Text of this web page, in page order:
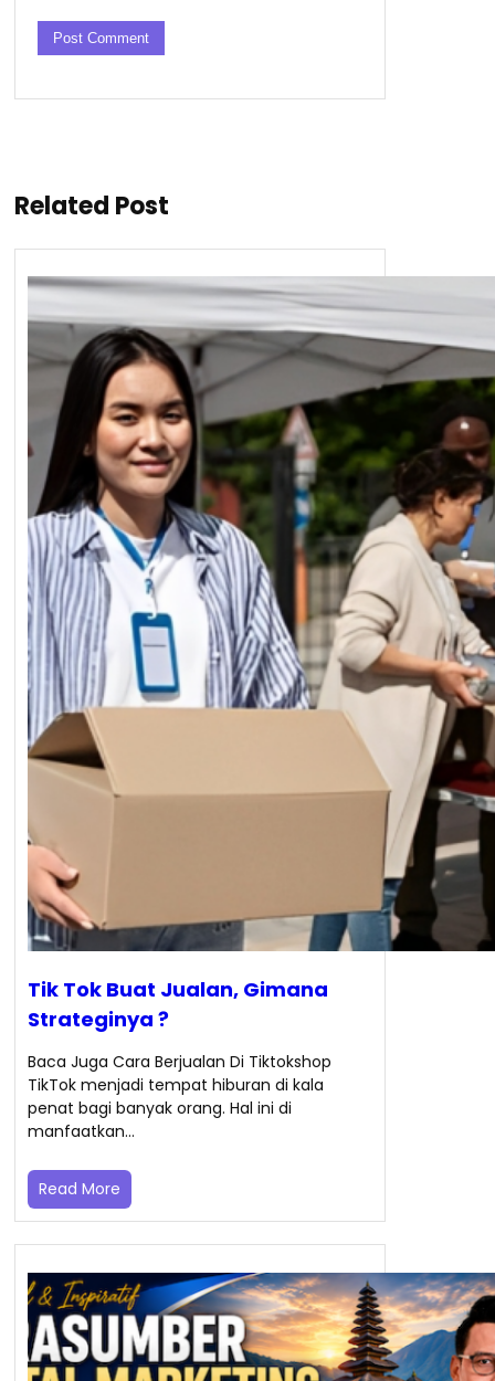
Related Post
Tik Tok Buat Jualan, Gimana
Strateginya ?
Baca Juga Cara Berjualan Di Tiktokshop
TikTok menjadi tempat hiburan di kala
penat bagi banyak orang. Hal ini di
manfaatkan…
Read More